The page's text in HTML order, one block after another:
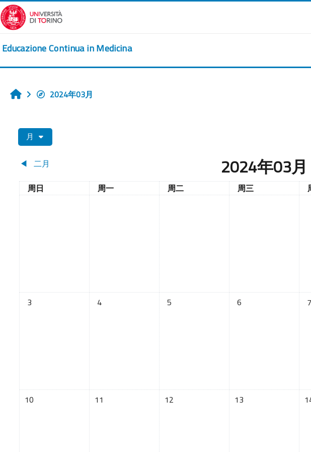
跳到主要内容
Educazione Continua in Medicina
首页 2024年03月
月
◀︎ 二月 2024年03月
星期日
周日 星期一
周一 星期二
周二 星期三
周三
没有活动，03月3日 星期日
3 没有活动，03月4日 星期一
4 没有活动，03月5日 星期二
5 没有活动，03月6日 星
6 7
没有活动，03月10日 星期日
10 没有活动，03月11日 星期一
11 没有活动，03月12日 星期二
12 没有活动，03月13日
13